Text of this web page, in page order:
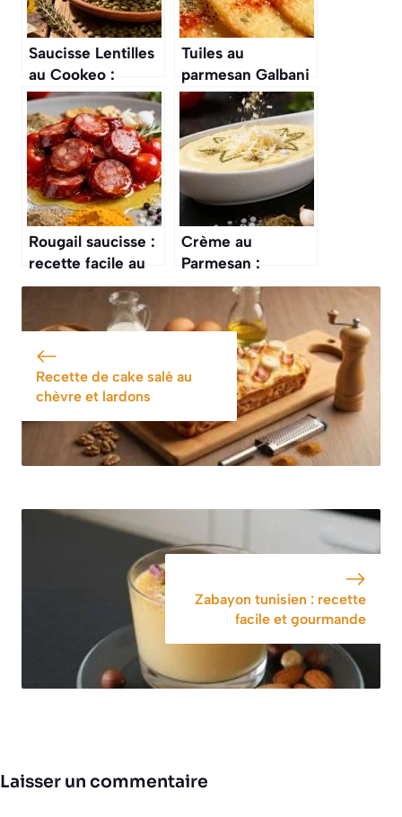
Saucisse Lentilles
au Cookeo :
recette Facile et
Rapide
Tuiles au
parmesan Galbani
: recette facile et
rapide
Rougail saucisse :
recette facile au
Cookeo
Crème au
Parmesan :
recette
Savoureuse et
Facile
Recette de cake salé au
chèvre et lardons
Zabayon tunisien : recette
facile et gourmande
Laisser un commentaire